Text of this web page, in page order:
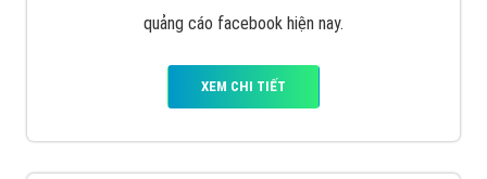
quảng cáo facebook hiện nay.
XEM CHI TIẾT